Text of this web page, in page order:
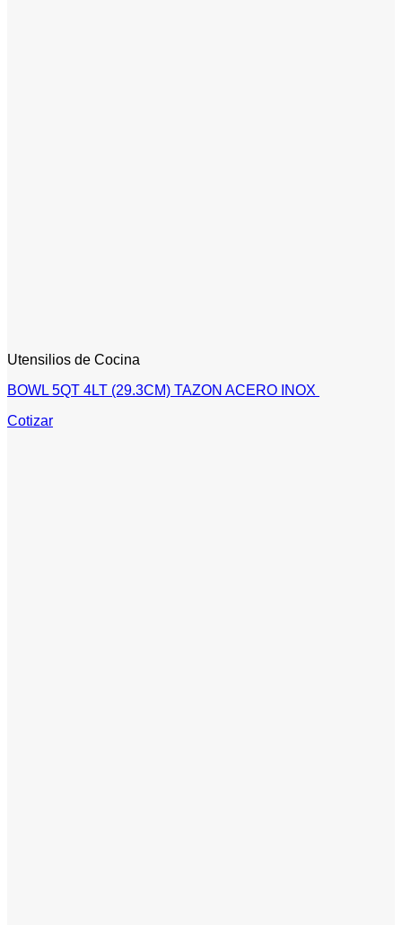
Utensilios de Cocina
BOWL 5QT 4LT (29.3CM) TAZON ACERO INOX
Cotizar